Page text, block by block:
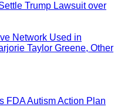
Trump Lawsuit over
Network Used in
Taylor Greene, Other
FDA Autism Action Plan